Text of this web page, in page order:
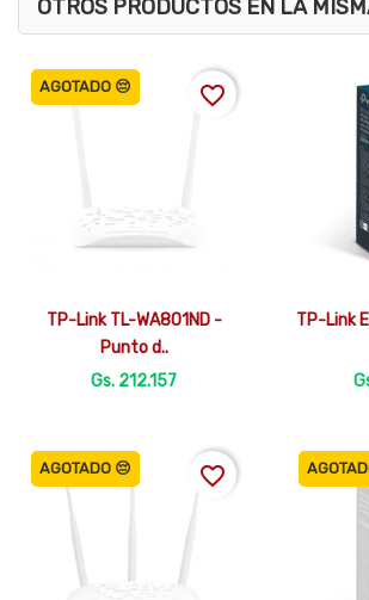
OTROS PRODUCTOS EN LA
Vista rápida
TP-Link TL-WA801ND -
Punto d..
Gs. 212.157
AGOTADO 😔 favorite_border

TP-Link
AGOTADO 😔 favorite_border